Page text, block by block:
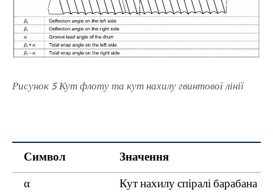
Рисунок 5 Кут флоту та кут нахилу гвинтової лінії
Символ
Значення
α
Кут нахилу спіралі барабана